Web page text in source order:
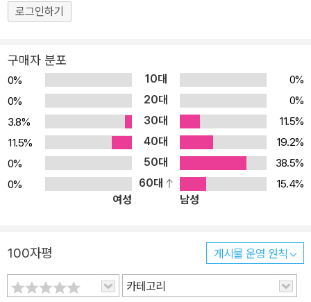
중국 역사학계는 몽골을 민족통합 이론의 핵심으로 삼은 ‘통일적 다
민족국가론’을 통해 유라시아 대륙 전체의 역사에서 접근하고 있다.
류 역사를 유라시아 역사 중심으로 재조명하고 있다. 그들은 도대체
무슨 이유로 이렇게 하는 것일까. 그들보다 북방민족의 후예임이 분
명한 우리는 왜 몽골을 제3자적 입장에서 접근하고 있는 것일까. 오
늘날 한반도 주변의 동북아 지역에서 주목되는 현상의 하나가 역사가
부활하고 있다는 점이다. 일본과 몽골에서는 열정적으로 부활하고 있
고 중국에서는 논리적으로 부활하고 있다. 역사의 부활은 자신이 누
구인가에 대한 답변과 같다. 그러나 우리 주변 국가들이 추구하는 역
사관이나 시대이념은 조화와 타협의 추구가 아닌 자만과 배타로 흐를
아 정치 및 문화의 충돌로 나타날 수밖에 없다. 우리에게 몽골은? 몽
골 지역은 우리 문화의 원형을 이루는 곳이다. 고대 동몽골 지역 사람
들의 이념과 사고방식을 잘 보여주는 것이 “성을 쌓고 사는 자는 반드
시 망할 것이며, 끊임없이 이동하는 자만이 살아남을 것이다”라는 말
로그인하기
구매자 분포
0% 10대
0%
0%
20대
0%
3.8%
30대
11.5%
11.5%
40대
19.2%
0%
50대
38.5%
0%
60대
15.4%
여성
남성
100자평 게시물 운영 원칙
카테고리